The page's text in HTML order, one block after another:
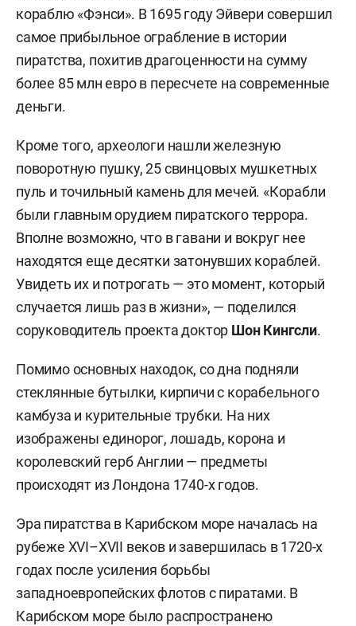
кораблю «Фэнси». В 1695 году Эйвери совершил
самое прибыльное ограбление в истории
пиратства, похитив драгоценности на сумму
более 85 млн евро в пересчете на современные
деньги.
Кроме того, археологи нашли железную
поворотную пушку, 25 свинцовых мушкетных
пуль и точильный камень для мечей. «Корабли
были главным орудием пиратского террора.
Вполне возможно, что в гавани и вокруг нее
находятся еще десятки затонувших кораблей.
Увидеть их и потрогать — это момент, который
случается лишь раз в жизни», — поделился
соруководитель проекта доктор Шон Кингсли.
Помимо основных находок, со дна подняли
стеклянные бутылки, кирпичи с корабельного
камбуза и курительные трубки. На них
изображены единорог, лошадь, корона и
королевский герб Англии — предметы
происходят из Лондона 1740-х годов.
Эра пиратства в Карибском море началась на
рубеже XVI–XVII веков и завершилась в 1720-х
годах после усиления борьбы
западноевропейских флотов с пиратами. В
Карибском море было распространено